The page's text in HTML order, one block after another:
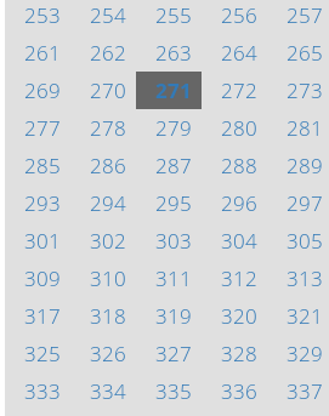
253
254 255 256 257
261
262 263 264 265
269
270 271 272 273
277
278 279 280 281
285
286 287 288 289
293
294 295 296 297
301
302 303 304 305
309
310 311 312 313
317
318 319 320 321
325
326 327 328 329
333
334 335 336 337